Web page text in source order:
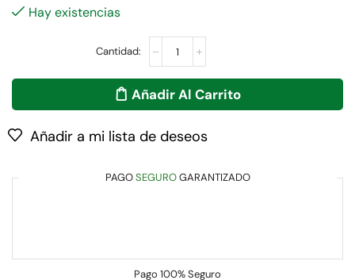
Hay existencias
Añadir Al Carrito
Añadir a mi lista de deseos
PAGOSEGUROGARANTIZADO
Pago 100% Seguro